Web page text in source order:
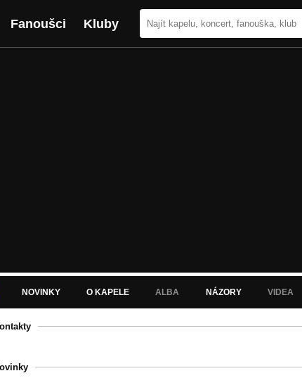
Fanoušci Kluby
NOVINKY O KAPELE ALBA NÁZORY VIDEA